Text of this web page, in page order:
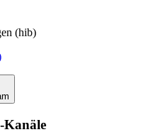
(hib)
Kanäle